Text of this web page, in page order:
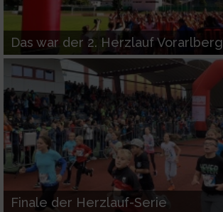
Das war der 2. Herzlauf Vorarlberg
Finale der Herzlauf-Serie